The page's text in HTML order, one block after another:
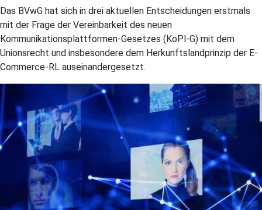
Das BVwG hat sich in drei aktuellen Entscheidungen erstmals
mit der Frage der Vereinbarkeit des neuen
Kommunikationsplattformen-Gesetzes (KoPl-G) mit dem
Unionsrecht und insbesondere dem Herkunftslandprinzip der E-
Commerce-RL auseinandergesetzt.